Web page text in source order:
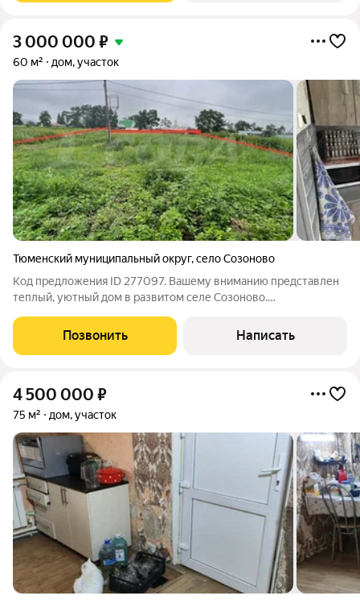
3 000 000 ₽
60 м² дом, участок
Тюменский муниципальный округ,село Созоново
Код предложения ID 277097. Вашему вниманию представлен
теплый, уютный дом в развитом селе Созоново.
доме центральное водоснабжение, отопление электрическое
(есть возможность сделать газовое),
Позвонить Написать
4 500 000 ₽
75 м² дом, участок